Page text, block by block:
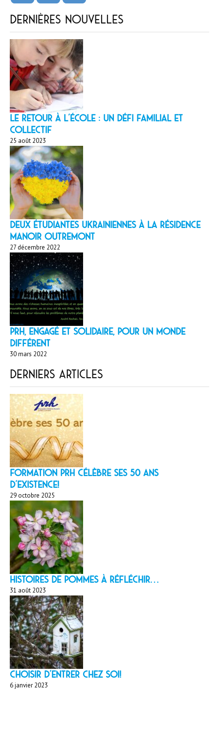
Dernières nouvelles
LE RETOUR À L’ÉCOLE : un défi familial et
collectif
25 août 2023
Deux étudiantes ukrainiennes à la résidence
Manoir Outremont
27 décembre 2022
PRH, engagé et solidaire, pour un monde
différent
30 mars 2022
Derniers articles
Formation PRH célèbre ses 50 ans
d’existence!
29 octobre 2025
HISTOIRES DE POMMES À réfléchir…
31 août 2023
Choisir d'entrer chez soi!
6 janvier 2023